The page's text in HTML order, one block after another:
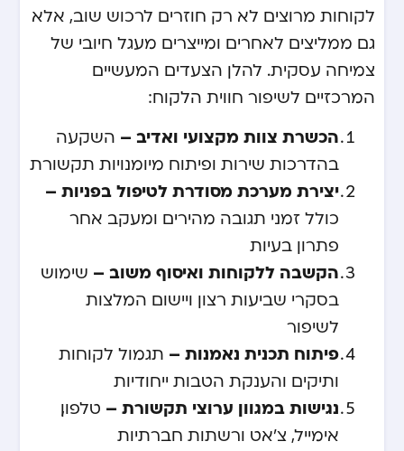
לקוחות מרוצים לא רק חוזרים לרכוש שוב, אלא
גם ממליצים לאחרים ומייצרים מעגל חיובי של
צמיחה עסקית. להלן הצעדים המעשיים
המרכזיים לשיפור חווית הלקוח:
הכשרת צוות מקצועי ואדיב – השקעה
בהדרכות שירות ופיתוח מיומנויות תקשורת
יצירת מערכת מסודרת לטיפול בפניות –
כולל זמני תגובה מהירים ומעקב אחר
פתרון בעיות
הקשבה ללקוחות ואיסוף משוב – שימוש
בסקרי שביעות רצון ויישום המלצות
לשיפור
פיתוח תכנית נאמנות – תגמול לקוחות
ותיקים והענקת הטבות ייחודיות
נגישות במגוון ערוצי תקשורת – טלפון,
אימייל, צ’אט ורשתות חברתיות